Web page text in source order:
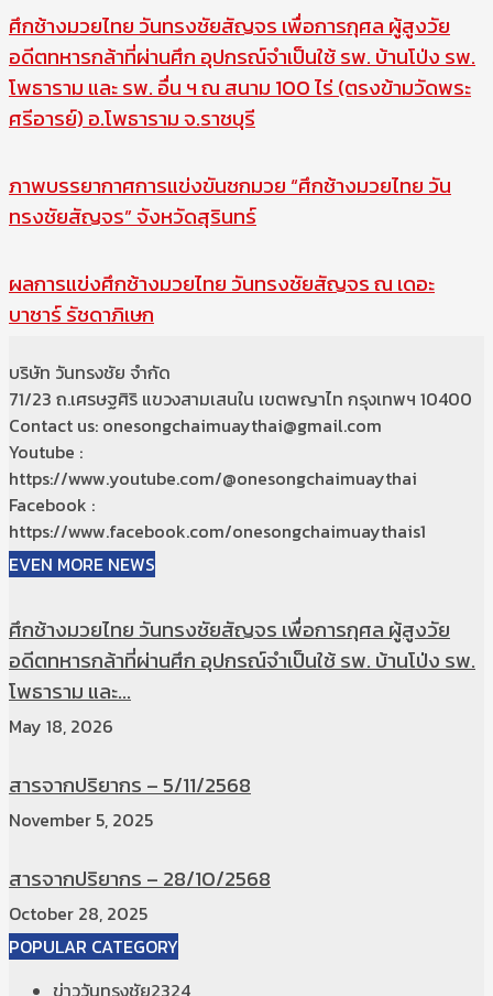
ศึกช้างมวยไทย วันทรงชัยสัญจร เพื่อการกุศล ผู้สูงวัย
อดีตทหารกล้าที่ผ่านศึก อุปกรณ์จำเป็นใช้ รพ. บ้านโป่ง รพ.
โพธาราม และ รพ. อื่น ฯ ณ สนาม 100 ไร่ (ตรงข้ามวัดพระ
ศรีอารย์) อ.โพธาราม จ.ราชบุรี
ภาพบรรยากาศการแข่งขันชกมวย “ศึกช้างมวยไทย วัน
ทรงชัยสัญจร” จังหวัดสุรินทร์
ผลการแข่งศึกช้างมวยไทย วันทรงชัยสัญจร ณ เดอะ
บาซาร์ รัชดาภิเษก
บริษัท วันทรงชัย จำกัด
71/23 ถ.เศรษฐศิริ แขวงสามเสนใน เขตพญาไท กรุงเทพฯ 10400
Contact us: onesongchaimuaythai@gmail.com
Youtube :
https://www.youtube.com/@onesongchaimuaythai
Facebook :
https://www.facebook.com/onesongchaimuaythais1
EVEN MORE NEWS
ศึกช้างมวยไทย วันทรงชัยสัญจร เพื่อการกุศล ผู้สูงวัย
อดีตทหารกล้าที่ผ่านศึก อุปกรณ์จำเป็นใช้ รพ. บ้านโป่ง รพ.
โพธาราม และ...
May 18, 2026
สารจากปริยากร – 5/11/2568
November 5, 2025
สารจากปริยากร – 28/10/2568
October 28, 2025
POPULAR CATEGORY
ข่าววันทรงชัย2324